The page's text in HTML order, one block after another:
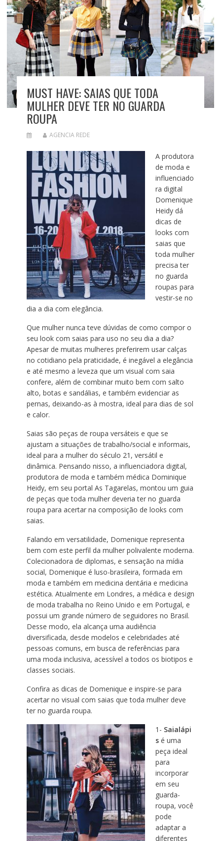
MUST HAVE: SAIAS QUE TODA
MULHER DEVE TER NO GUARDA
ROUPA
AGENCIA REDE
A produtora
de moda e
influenciado
ra digital
Domenique
Heidy dá
dicas de
looks com
saias que
toda mulher
precisa ter
no guarda
roupas para
vestir-se no
dia a dia com elegância.
Que mulher nunca teve dúvidas de como compor o
seu look com saias para uso no seu dia a dia?
Apesar de muitas mulheres preferirem usar calças
no cotidiano pela praticidade, é inegável a elegância
e até mesmo a leveza que um visual com saia
confere, além de combinar muito bem com salto
alto, botas e sandálias, e também evidenciar as
pernas, deixando-as à mostra, ideal para dias de sol
e calor.
Saias são peças de roupa versáteis e que se
ajustam a situações de trabalho/social e informais,
ideal para a mulher do século 21, versátil e
dinâmica. Pensando nisso, a influenciadora digital,
produtora de moda e também médica Dominique
Heidy, em seu portal As Tagarelas, montou um guia
de peças que toda mulher deveria ter no guarda
roupa para acertar na composição de looks com
saias.
Falando em versatilidade, Domenique representa
bem com este perfil da mulher polivalente moderna.
Colecionadora de diplomas, e sensação na mídia
social, Domenique é luso-brasileira, formada em
moda e também em medicina dentária e medicina
estética. Atualmente em Londres, a médica e design
de moda trabalha no Reino Unido e em Portugal, e
possui um grande número de seguidores no Brasil.
Desse modo, ela alcança uma audiência
diversificada, desde modelos e celebridades até
pessoas comuns, em busca de referências para
uma moda inclusiva, acessível a todos os biotipos e
classes sociais.
Confira as dicas de Domenique e inspire-se para
acertar no visual com saias que toda mulher deve
ter no guarda roupa.
1- Saialápi
sé uma
peça ideal
para
incorporar
em seu
guarda-
roupa, você
pode
adaptar a
diferentes